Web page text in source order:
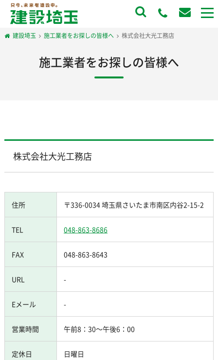
建設埼玉 施工業者をお探しの皆様へ 株式会社大光工務店
施工業者をお探しの皆様へ
株式会社大光工務店
住所 〒336-0034 埼玉県さいたま市南区内谷2-15-2
TEL 048-863-8686
FAX 048-863-8643
URL -
Eメール -
営業時間 午前8：30～午後6：00
定休日 日曜日